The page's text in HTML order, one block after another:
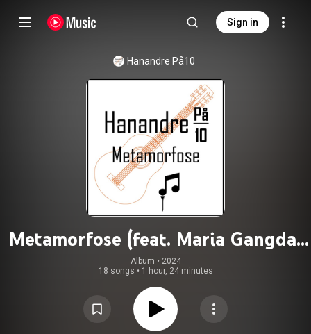
Sign in
Hanandre På10
Metamorfose (feat. Maria Gangdal
Gunnarskog)
Album • 2024
18 songs • 1 hour, 24 minutes